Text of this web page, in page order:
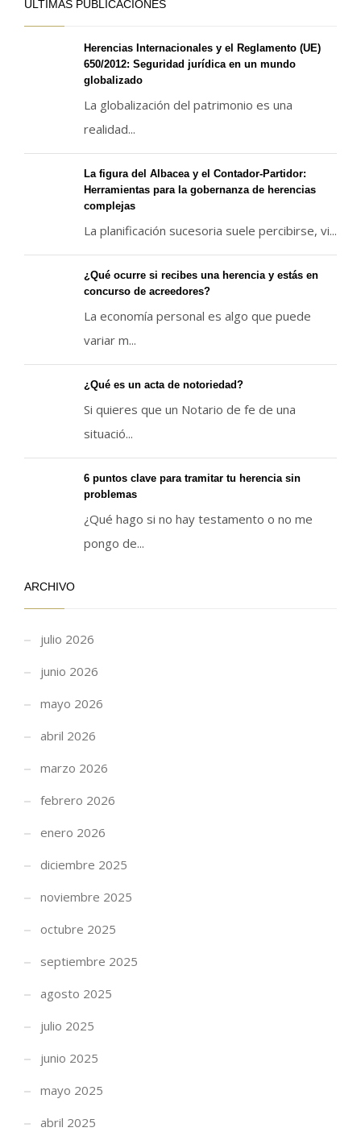
ÚLTIMAS PUBLICACIONES
Herencias Internacionales y el Reglamento (UE)
650/2012: Seguridad jurídica en un mundo
globalizado
La globalización del patrimonio es una
realidad...
La figura del Albacea y el Contador-Partidor:
Herramientas para la gobernanza de herencias
complejas
La planificación sucesoria suele percibirse, vi...
¿Qué ocurre si recibes una herencia y estás en
concurso de acreedores?
La economía personal es algo que puede
variar m...
¿Qué es un acta de notoriedad?
Si quieres que un Notario de fe de una
situació...
6 puntos clave para tramitar tu herencia sin
problemas
¿Qué hago si no hay testamento o no me
pongo de...
ARCHIVO
julio 2026
junio 2026
mayo 2026
abril 2026
marzo 2026
febrero 2026
enero 2026
diciembre 2025
noviembre 2025
octubre 2025
septiembre 2025
agosto 2025
julio 2025
junio 2025
mayo 2025
abril 2025